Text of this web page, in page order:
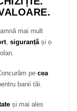
mai mult
, siguranțăși o
pe cea
banii tăi.
și mai ales